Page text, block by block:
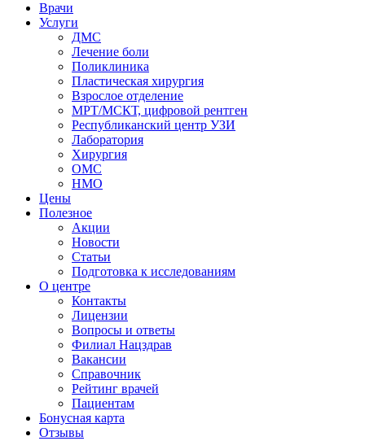
Врачи
Услуги
ДМС
Лечение боли
Поликлиника
Пластическая хирургия
Взрослое отделение
МРТ/МСКТ, цифровой рентген
Республиканский центр УЗИ
Лаборатория
Хирургия
ОМС
НМО
Цены
Полезное
Акции
Новости
Статьи
Подготовка к исследованиям
О центре
Контакты
Лицензии
Вопросы и ответы
Филиал Нацздрав
Вакансии
Справочник
Рейтинг врачей
Пациентам
Бонусная карта
Отзывы